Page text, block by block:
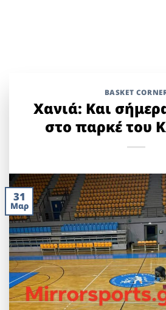
BASKET
Χανιά: Και
στο παρκέ του
31
Μαρ